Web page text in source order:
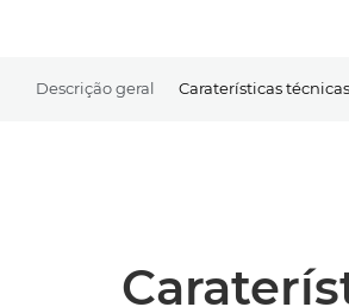
Descrição geral Caraterísticas técnicas